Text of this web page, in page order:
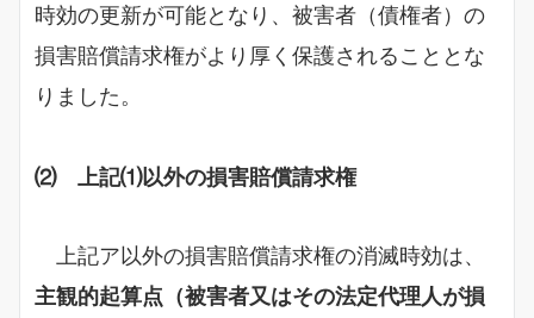
時効の更新が可能となり、被害者（債権者）の
損害賠償請求権がより厚く保護されることとな
りました。
⑵ 上記⑴以外の損害賠償請求権
上記ア以外の損害賠償請求権の消滅時効は、
主観的起算点（被害者又はその法定代理人が損